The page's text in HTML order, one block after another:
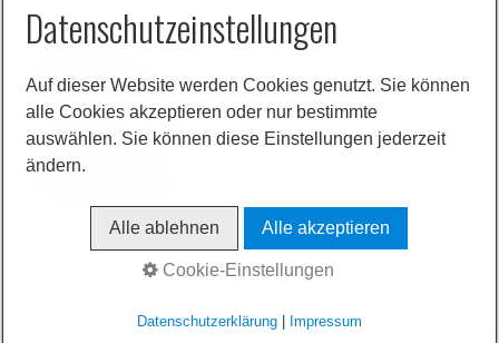
Was ergibt 4+3?
Sieben
8 1
Datenschutzeinstellungen
Auf dieser Website werden Cookies genutzt. Sie können
alle Cookies akzeptieren oder nur bestimmte
auswählen. Sie können diese Einstellungen jederzeit
ändern.
Alle ablehnen Alle akzeptieren
Cookie-Einstellungen
Datenschutzerklärung| Impressum